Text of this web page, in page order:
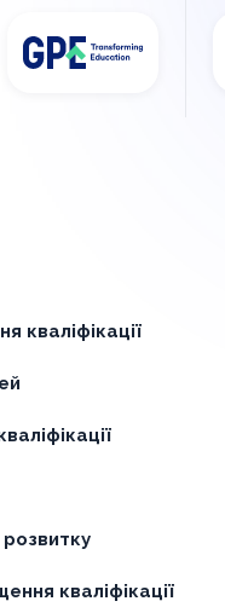
кваліфікації
кваліфікації